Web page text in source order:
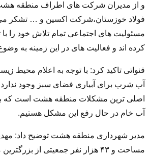
و از مدیران شرکت های اطراف منطقه
فولاد خوزستان،شرکت اکسین و … تشکر
مسئولیت های اجتماعی تمام تلاش خود را
کرده اند و فعالیت های در این زمینه به وضوع
قنواتی تاکید کرد: با توجه به اعلام محیط
آب شرب برای آبیاری فضای سبز وجود
اصلی ترین مشکلات منطقه هشت است که با
آب خام در حال رفع این مشکل هستیم.
مدیر شهرداری منطقه هشت توضیح داد:
مساحت و ۴۳ هزار نفر جمعیتی از